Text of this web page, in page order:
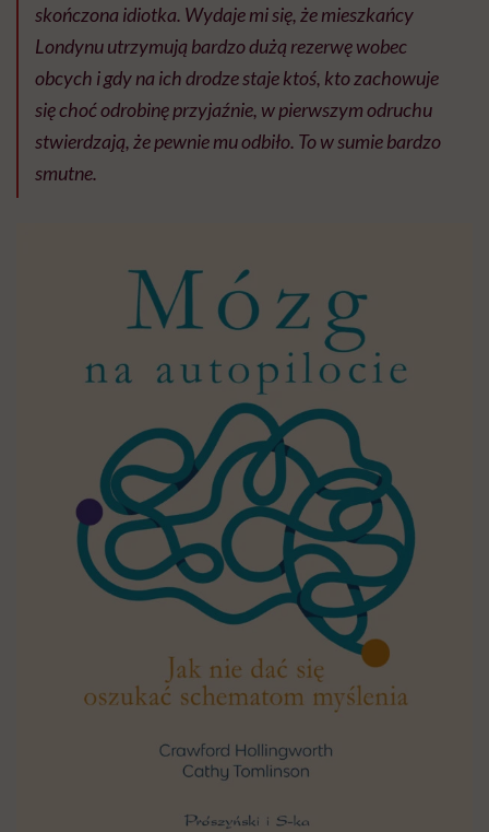
skończona idiotka. Wydaje mi się, że mieszkańcy
Londynu utrzymują bardzo dużą rezerwę wobec
obcych i gdy na ich drodze staje ktoś, kto zachowuje
się choć odrobinę przyjaźnie, w pierwszym odruchu
stwierdzają, że pewnie mu odbiło. To w sumie bardzo
smutne.